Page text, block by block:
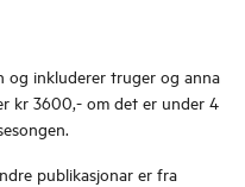
og inkluderer truger og anna
kr 3600,- om det er under 4
publikasjonar er fra